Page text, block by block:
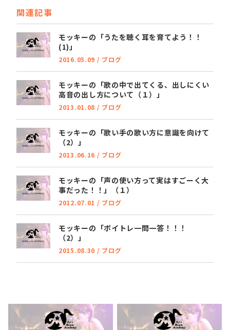
関連記事
モッキーの「うたを聴く耳を育てよう！！
(1)」
2016.05.09 / ブログ
モッキーの「歌の中で出てくる、出しにくい
高音の出し方について（１）」
2013.01.08 / ブログ
モッキーの「歌い手の歌い方に意識を向けて
（2）」
2013.06.16 / ブログ
モッキーの「声の使い方って実はすごーく大
事だった！！」（１）
2012.07.01 / ブログ
モッキーの「ボイトレ一問一答！！！
（2）」
2015.08.30 / ブログ